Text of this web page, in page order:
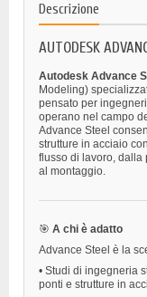
Descrizione
AUTODESK
Autodesk Advance
Modeling)
pensato per
operano nel campo
Advance Steel
strutture in acciaio
flusso di lavoro, dalla
al montaggio.
🎯 A chi è adatto
Advance Steel è la
• Studi di ingegneria
ponti e strutture in